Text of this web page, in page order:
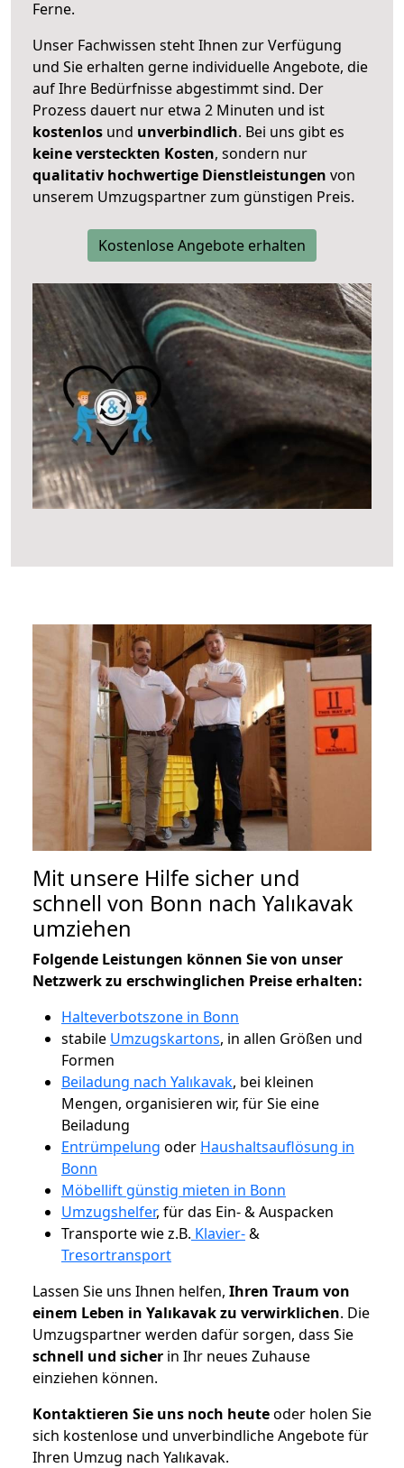
Ferne.
Unser Fachwissen steht Ihnen zur Verfügung
und Sie erhalten gerne individuelle Angebote, die
auf Ihre Bedürfnisse abgestimmt sind. Der
Prozess dauert nur etwa 2 Minuten und ist
kostenlos und unverbindlich. Bei uns gibt es
keine versteckten Kosten, sondern nur
qualitativ hochwertige Dienstleistungen von
unserem Umzugspartner zum günstigen Preis.
Kostenlose Angebote erhalten
Mit unsere Hilfe sicher und
schnell von Bonn nach Yalıkavak
umziehen
Folgende Leistungen können Sie von unser
Netzwerk zu erschwinglichen Preise erhalten:
Halteverbotszone in Bonn
stabile Umzugskartons, in allen Größen und
Formen
Beiladung nach Yalıkavak, bei kleinen
Mengen, organisieren wir, für Sie eine
Beiladung
Entrümpelung oder Haushaltsauflösung in
Bonn
Möbellift günstig mieten in Bonn
Umzugshelfer, für das Ein- & Auspacken
Transporte wie z.B. Klavier-&
Tresortransport
Lassen Sie uns Ihnen helfen, Ihren Traum von
einem Leben in Yalıkavak zu verwirklichen. Die
Umzugspartner werden dafür sorgen, dass Sie
schnell und sicher in Ihr neues Zuhause
einziehen können.
Kontaktieren Sie uns noch heuteoder holen Sie
sich kostenlose und unverbindliche Angebote für
Ihren Umzug nach Yalıkavak.